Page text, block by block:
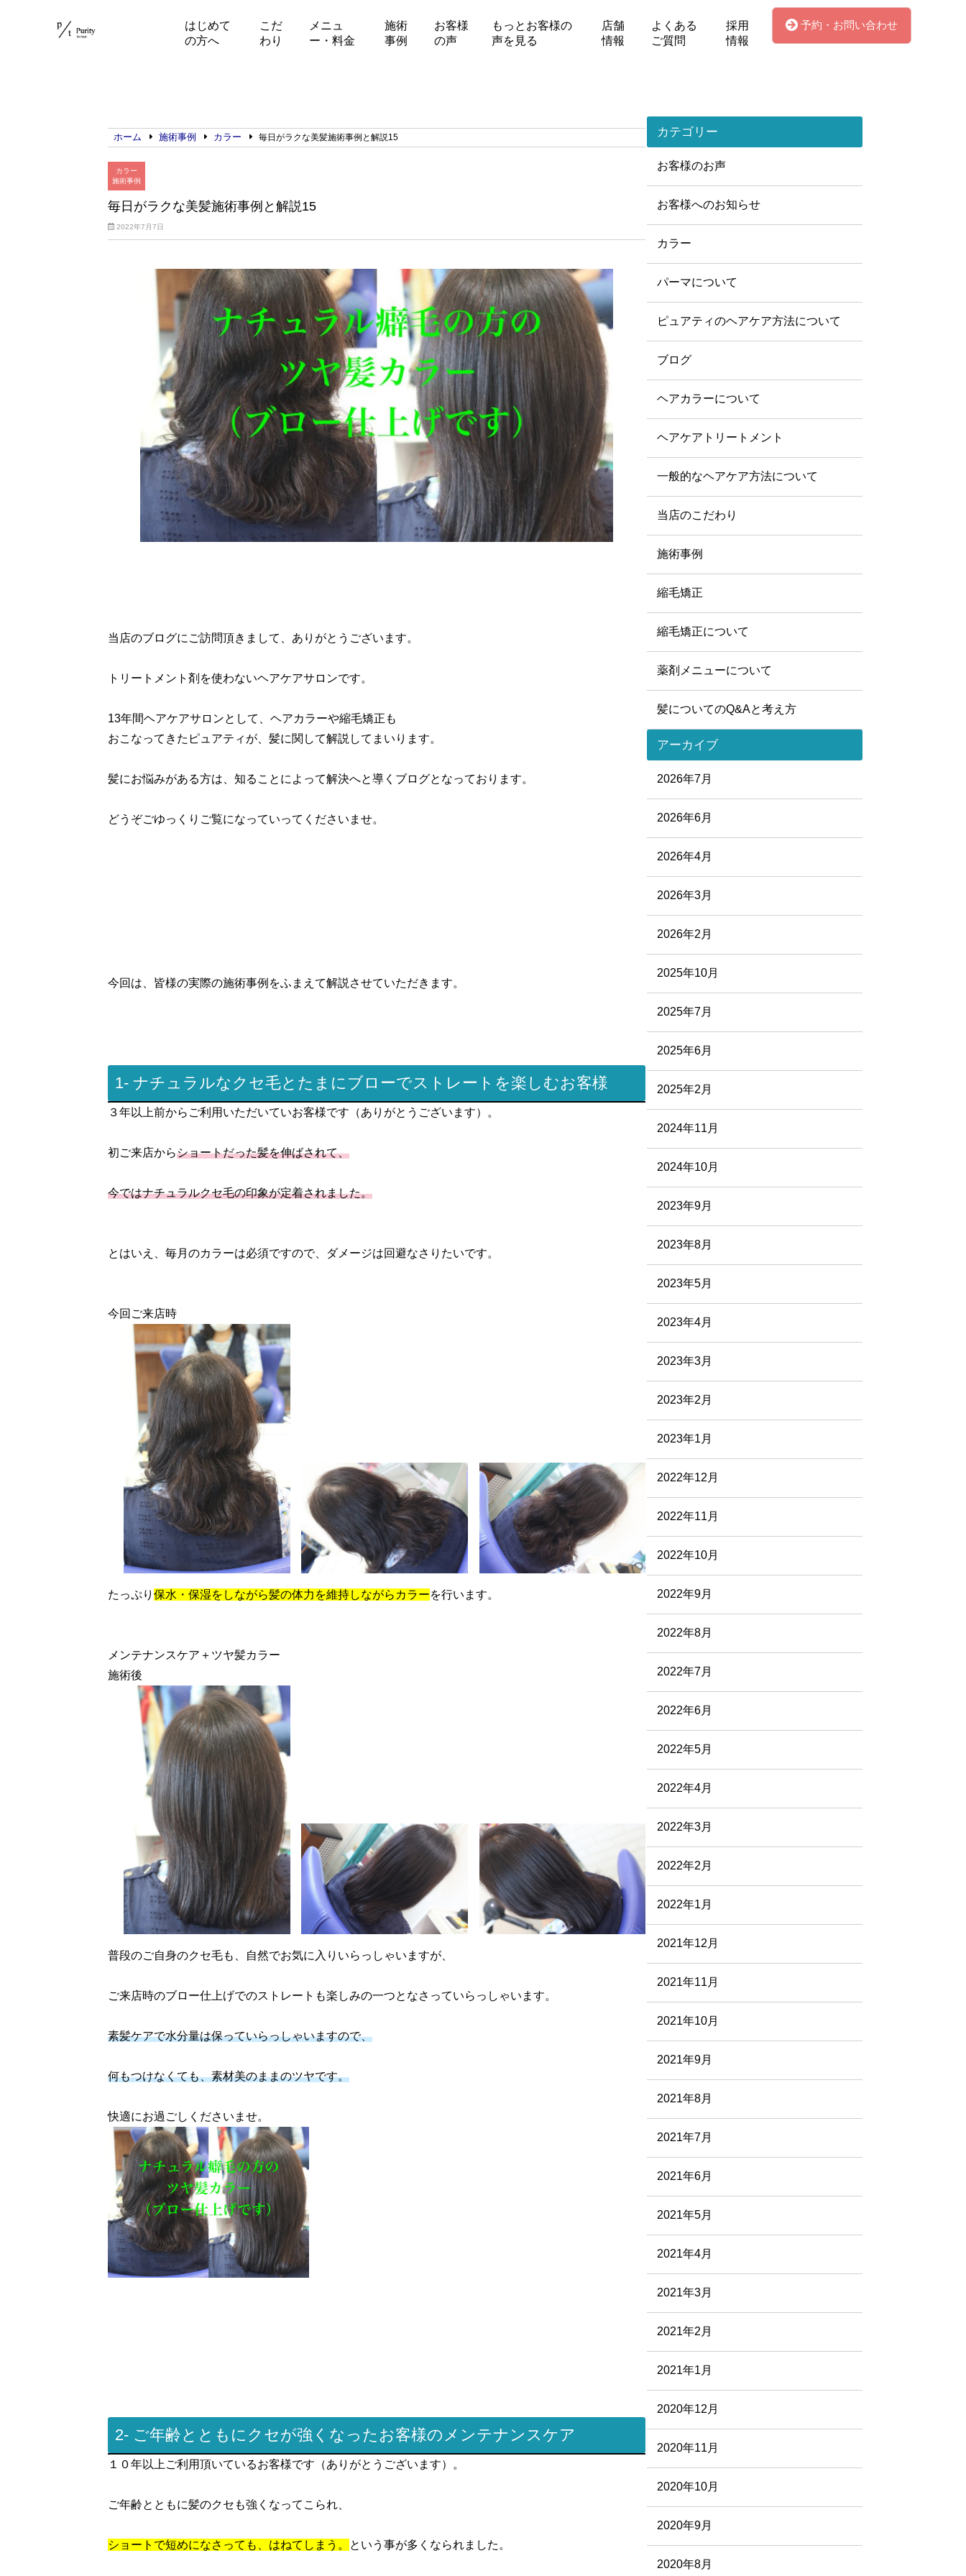
はじめて
の方へ
こだ
わり
メニュ
ー・料金
施術
事例
お客様
の声
もっとお客様の
声を見る
店舗
情報
よくある
ご質問
採用
情報
予約・お問い合わせ
ホーム 施術事例 カラー 毎日がラクな美髪施術事例と解説15
カラー
施術事例
毎日がラクな美髪施術事例と解説15
2022年7月7日
当店のブログにご訪問頂きまして、ありがとうございます。
トリートメント剤を使わないヘアケアサロンです。
13年間ヘアケアサロンとして、ヘアカラーや縮毛矯正も
おこなってきたピュアティが、髪に関して解説してまいります。
髪にお悩みがある方は、知ることによって解決へと導くブログとなっております。
どうぞごゆっくりご覧になっていってくださいませ。
今回は、皆様の実際の施術事例をふまえて解説させていただきます。
1- ナチュラルなクセ毛とたまにブローでストレートを楽しむお客様
３年以上前からご利用いただいていお客様です（ありがとうございます）。
初ご来店からショートだった髪を伸ばされて、
今ではナチュラルクセ毛の印象が定着されました。
とはいえ、毎月のカラーは必須ですので、ダメージは回避なさりたいです。
今回ご来店時
たっぷり保水・保湿をしながら髪の体力を維持しながらカラーを行います。
メンテナンスケア＋ツヤ髪カラー
施術後
普段のご自身のクセ毛も、自然でお気に入りいらっしゃいますが、
ご来店時のブロー仕上げでのストレートも楽しみの一つとなさっていらっしゃいます。
素髪ケアで水分量は保っていらっしゃいますので、
何もつけなくても、素材美のままのツヤです。
快適にお過ごしくださいませ。
2- ご年齢とともにクセが強くなったお客様のメンテナンスケア
１０年以上ご利用頂いているお客様です（ありがとうございます）。
ご年齢とともに髪のクセも強くなってこられ、
ショートで短めになさっても、はねてしまう。 という事が多くなられました。
カテゴリー
お客様のお声
お客様へのお知らせ
カラー
パーマについて
ピュアティのヘアケア方法について
ブログ
ヘアカラーについて
ヘアケアトリートメント
一般的なヘアケア方法について
当店のこだわり
施術事例
縮毛矯正
縮毛矯正について
薬剤メニューについて
髪についてのQ&Aと考え方
アーカイブ
2026年7月
2026年6月
2026年4月
2026年3月
2026年2月
2025年10月
2025年7月
2025年6月
2025年2月
2024年11月
2024年10月
2023年9月
2023年8月
2023年5月
2023年4月
2023年3月
2023年2月
2023年1月
2022年12月
2022年11月
2022年10月
2022年9月
2022年8月
2022年7月
2022年6月
2022年5月
2022年4月
2022年3月
2022年2月
2022年1月
2021年12月
2021年11月
2021年10月
2021年9月
2021年8月
2021年7月
2021年6月
2021年5月
2021年4月
2021年3月
2021年2月
2021年1月
2020年12月
2020年11月
2020年10月
2020年9月
2020年8月